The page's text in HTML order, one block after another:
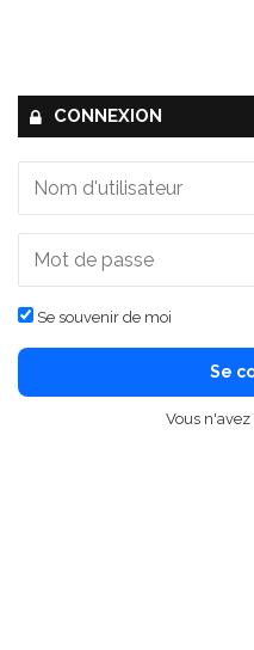
CONNEXION
Se souvenir de moi
Se
Vous